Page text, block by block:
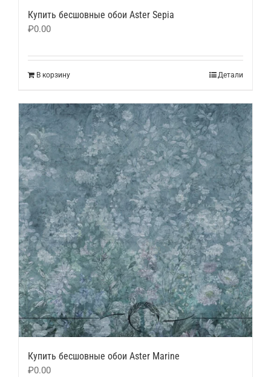
Купить бесшовные обои Aster Sepia
₽0.00
В корзину Детали
Купить бесшовные обои Aster Marine
₽0.00